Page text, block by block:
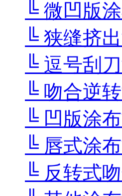
╚ 微凹版
╚ 狭缝挤
╚ 逗号刮
╚ 吻合逆
╚ 凹版涂
╚ 唇式涂
╚ 反转式